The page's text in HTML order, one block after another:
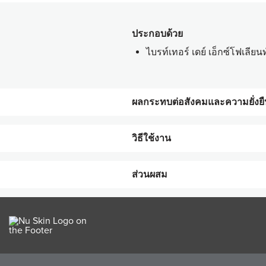
ประกอบด้วย
ไบรท์เทอร์ เดย์ เอ็กซ์โฟเลีย
ผลกระทบต่อสังคมและความยั่ง
นูทริเซนเชี่ยล ไม่เพียงแต่ช่วยดุ
หลอดทำจากวัสดุรีไซเคิล 35%
ใช้ส่วนประกอบสำคัญที่เป็นมิ
วิธีใช้งาน
ขั้นตอน
1 หลังจากการทำความสะอา
ส่วนผสม